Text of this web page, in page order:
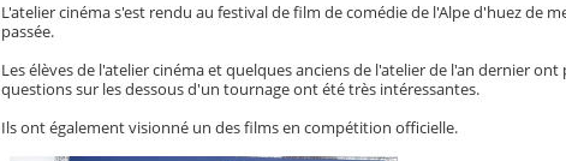
L'atelier cinéma s'est rendu au festival de film de comédie de l'Alpe d'huez de
passée.
Les élèves de l'atelier cinéma et quelques anciens de l'atelier de l'an dernier
questions sur les dessous d'un tournage ont été très intéressantes.
Ils ont également visionné un des films en compétition officielle.